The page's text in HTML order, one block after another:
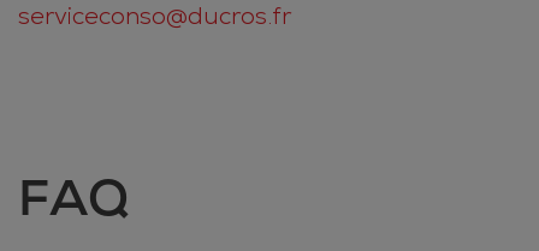
serviceconso@ducros.fr
FAQ